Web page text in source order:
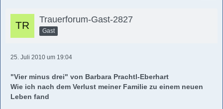
Trauerforum-Gast-2827
Gast
25. Juli 2010 um 19:04
"Vier minus drei" von Barbara Prachtl-Eberhart
Wie ich nach dem Verlust meiner Familie zu einem neuen
Leben fand